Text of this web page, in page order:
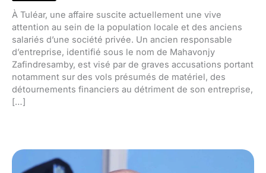
À Tuléar, une affaire suscite actuellement une vive
attention au sein de la population locale et des anciens
salariés d’une société privée. Un ancien responsable
d’entreprise, identifié sous le nom de Mahavonjy
Zafindresamby, est visé par de graves accusations portant
notamment sur des vols présumés de matériel, des
détournements financiers au détriment de son entreprise,
[…]